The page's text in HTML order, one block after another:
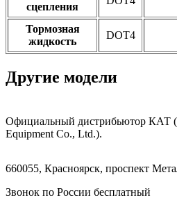
сцепления
Тормозная
жидкость
DOT4
Другие модели
Мощность двигателя (л. с.)
200
Тип привода
4×4
Вес общий (кг)
7916
Подробнее
Мощность двигателя (л. с.)
400
Тип привода
4×4
Вес общий (кг)
18630
Подробнее
Мощность двигателя (л. с.)
350
Тип привода
4×4
Вес общий (кг)
11308
Подробнее
Мощность двигателя (л. с.)
440
Тип привода
4×4
Вес общий (кг)
18630
Подробнее
Официальный дистрибьютор КАТ
Equipment Co., Ltd.).
660055, Красноярск, проспект
Звонок по России бесплатный